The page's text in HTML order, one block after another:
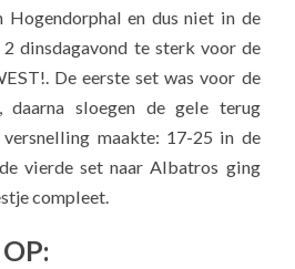
Hogendorphal en dus niet in de
2 dinsdagavond te sterk voor de
De eerste set was voor de
daarna sloegen de gele terug
maakte: 17-25 in de
vierde set naar Albatros ging
compleet.